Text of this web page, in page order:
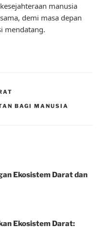
manusia
demi masa depan
mendatang.
BAGI MANUSIA
Ekosistem Darat dan
Ekosistem Darat: